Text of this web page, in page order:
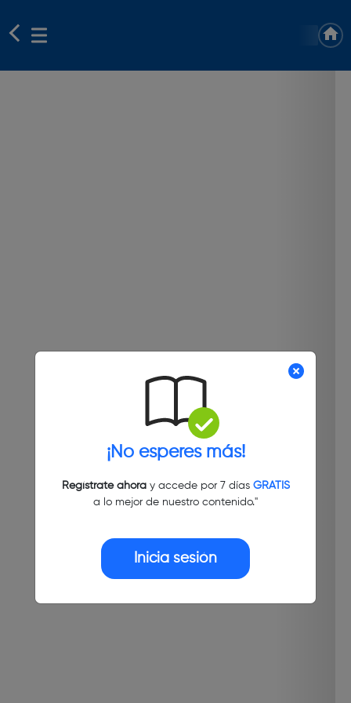
¡No esperes más!
Regístrate ahoray accede por 7 días GRATIS
a lo mejor de nuestro contenido."
Inicia sesión